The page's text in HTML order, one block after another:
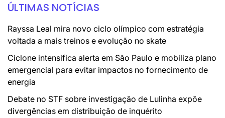
ÚLTIMAS NOTÍCIAS
Rayssa Leal mira novo ciclo olímpico com estratégia
voltada a mais treinos e evolução no skate
Ciclone intensifica alerta em São Paulo e mobiliza plano
emergencial para evitar impactos no fornecimento de
energia
Debate no STF sobre investigação de Lulinha expõe
divergências em distribuição de inquérito